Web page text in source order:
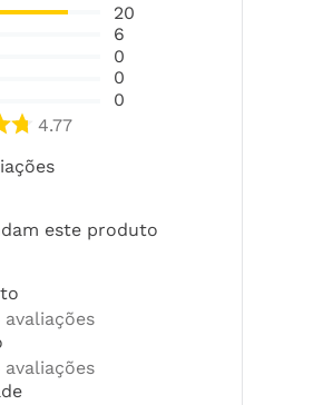
20
6
0
0
0
4.77
este produto
avaliações
avaliações